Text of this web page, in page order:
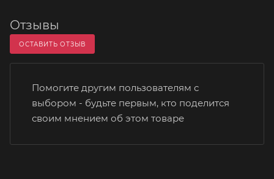
Отзывы
ОСТАВИТЬ ОТЗЫВ
Помогите другим пользователям с
выбором - будьте первым, кто поделится
своим мнением об этом товаре